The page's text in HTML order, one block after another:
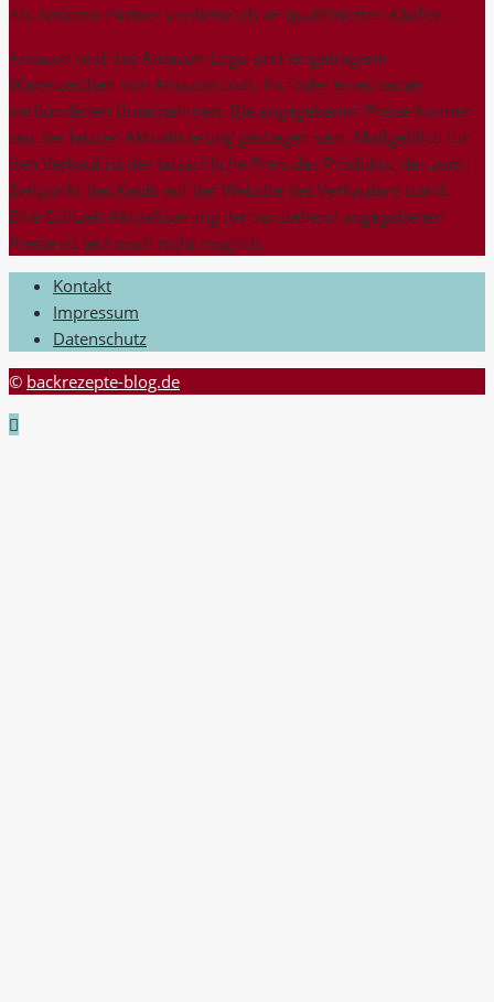
Als Amazon-Partner verdiene ich an qualifizierten Käufen.
Amazon und das Amazon-Logo sind eingetragene
Warenzeichen von Amazon.com, Inc. oder eines seiner
verbundenen Unternehmen. Die angegebenen Preise können
seit der letzten Aktualisierung gestiegen sein. Maßgeblich für
den Verkauf ist der tatsächliche Preis des Produkts, der zum
Zeitpunkt des Kaufs auf der Website des Verkäufers stand.
Eine Echtzeit-Aktualisierung der vorstehend angegebenen
Preise ist technisch nicht möglich.
Kontakt
Impressum
Datenschutz
© backrezepte-blog.de